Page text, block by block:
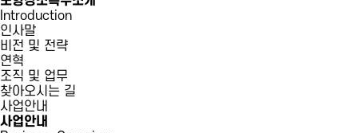
Introduction
인사말
비전 및 전략
연혁
조직 및 업무
찾아오시는 길
사업안내
사업안내